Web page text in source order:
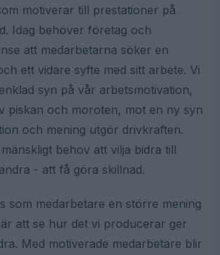
motiverar till prestationer på
Idag behöver företag och
att medarbetarna söker en
ett vidare syfte med sitt arbete. Vi
syn på vår arbetsmotivation,
piskan och moroten, mot en ny syn
och mening utgör drivkraften.
behov att vilja bidra till
- att få göra skillnad.
som medarbetare en större mening
att se hur det vi producerar ger
Med motiverade medarbetare blir